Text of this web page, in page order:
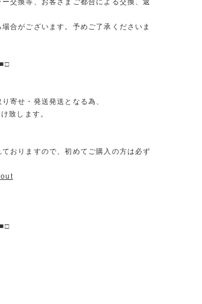
交換等、お客さまご都合による交換、返
合がございます。予めご了承くださいま
寄せ・発送発送となる為、
致します。
おりますので、初めてご購入の方は必ず